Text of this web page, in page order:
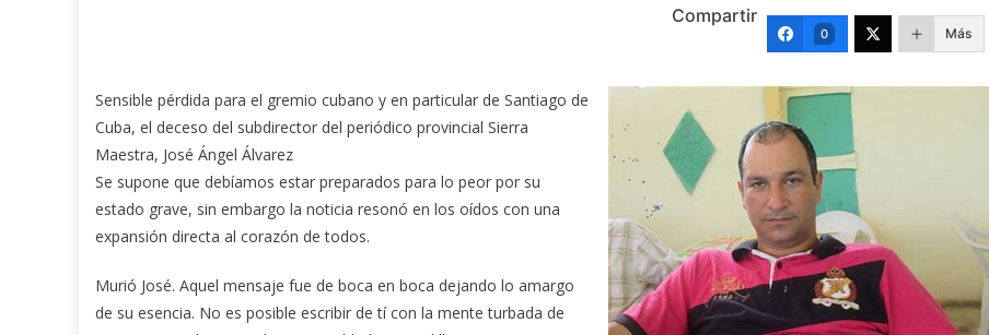
Compartir
0 Más
Sensible pérdida para el gremio cubano y en particular de Santiago de
Cuba, el deceso del subdirector del periódico provincial Sierra
Maestra, José Ángel Álvarez
Se supone que debíamos estar preparados para lo peor por su
estado grave, sin embargo la noticia resonó en los oídos con una
expansión directa al corazón de todos.
Murió José. Aquel mensaje fue de boca en boca dejando lo amargo
de su esencia. No es posible escribir de tí con la mente turbada de